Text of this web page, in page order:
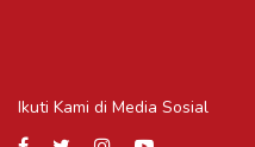
Ikuti Kami di Media Sosial